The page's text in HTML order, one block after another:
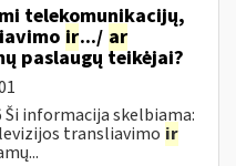
telekomunikacijų,
ir.../ ar
paslaugų teikėjai?
informacija skelbiama:
transliavimo ir